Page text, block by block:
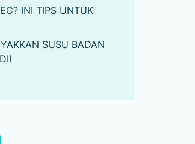
INI TIPS UNTUK
SUSU BADAN